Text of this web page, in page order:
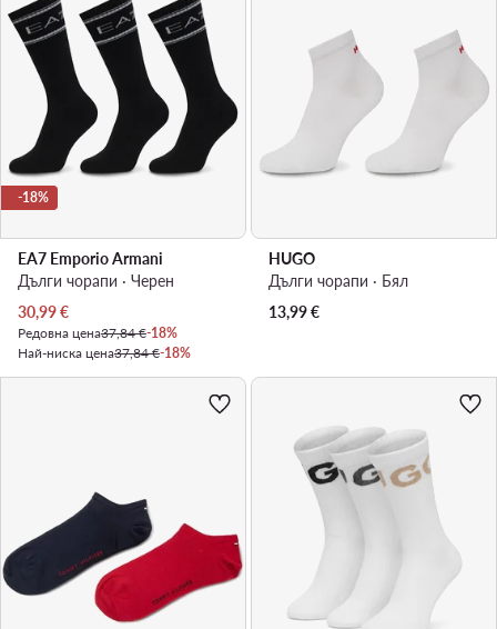
-18%
EA7 Emporio Armani
Дълги чорапи · Черен
Актуална цена
30,99€
Редовна цена37,84 €-18%
Най-ниска цена37,84 €-18%
HUGO
Дълги чорапи · Бял
13,99€